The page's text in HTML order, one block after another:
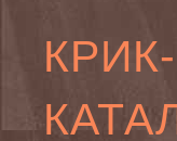
КРИК-